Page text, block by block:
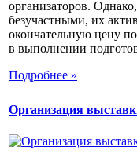
организаторов.
безучастными, их
окончательную цену
в выполнении
Подробнее »
Организация